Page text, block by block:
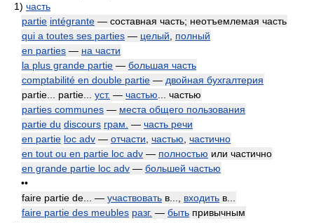
1) часть
partie intégrante — составная часть; неотъемлемая часть
qui a toutes ses parties — целый
полный
en parties — на части
la plus grande partie — большая часть
comptabilité en double partie — двойная бухгалтерия
partie... partie... уст. — частью ... частью
parties communes — места общего пользования
partie du discours грам. — часть речи
en partie loc adv — отчасти частью частично
en tout ou en partie loc adv — полностью или частично
en grande partie loc adv — большей частью
••
faire partie de... — участвовать в..., входить в...
faire partie des meubles разг. — быть привычным